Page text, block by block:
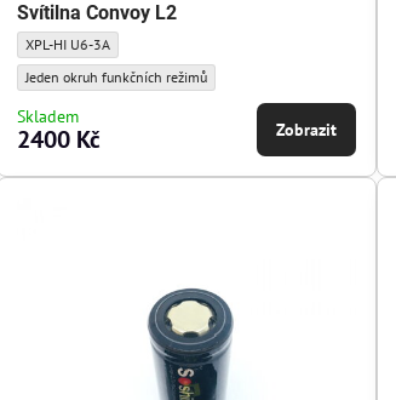
Svítilna Convoy L2
Svítilna Convoy L2 - Typ diody:
XPL-HI U6-3A
Svítilna Convoy L2 - Typ řídicí jednotky:
Jeden okruh funkčních režimů
Skladem
2400 Kč Zobrazit